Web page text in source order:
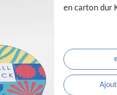
en carton dur